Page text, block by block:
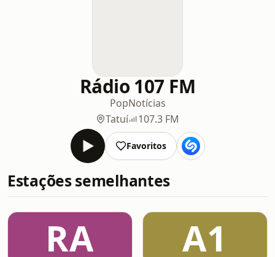
Rádio 107 FM
PopNotícias
Tatuí
107.3 FM
Favoritos
Estações semelhantes
RA A1